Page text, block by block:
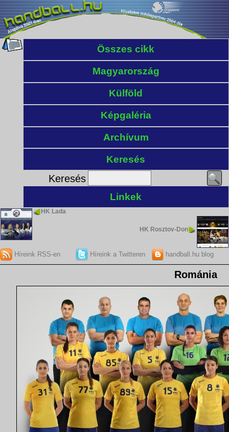
Összes cikk
Magyarország
Külföld
Képgaléria
Archívum
Keresés
Keresés
Linkek
HK Lada
HK Rosztov-Don
Híreink RSS-en Híreink a Twitteren handball.hu blog
Románia